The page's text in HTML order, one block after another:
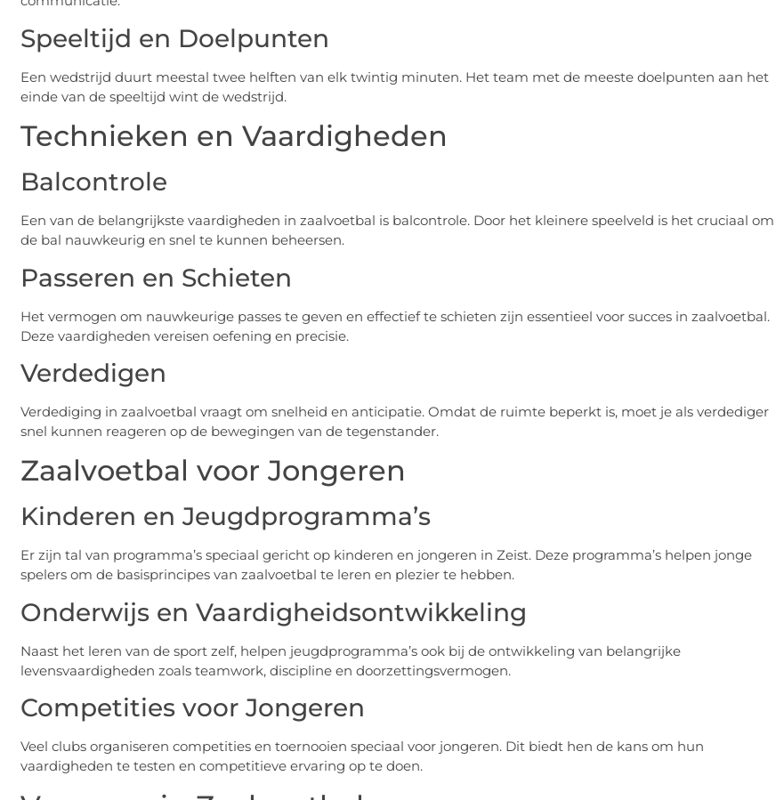
Speeltijd en Doelpunten
Een wedstrijd duurt meestal twee helften van elk twintig minuten. Het team met de meeste doelpunten aan het
einde van de speeltijd wint de wedstrijd.
Technieken en Vaardigheden
Balcontrole
Een van de belangrijkste vaardigheden in zaalvoetbal is balcontrole. Door het kleinere speelveld is het cruciaal om
de bal nauwkeurig en snel te kunnen beheersen.
Passeren en Schieten
Het vermogen om nauwkeurige passes te geven en effectief te schieten zijn essentieel voor succes in zaalvoetbal.
Deze vaardigheden vereisen oefening en precisie.
Verdedigen
Verdediging in zaalvoetbal vraagt om snelheid en anticipatie. Omdat de ruimte beperkt is, moet je als verdediger
snel kunnen reageren op de bewegingen van de tegenstander.
Zaalvoetbal voor Jongeren
Kinderen en Jeugdprogramma’s
Er zijn tal van programma’s speciaal gericht op kinderen en jongeren in Zeist. Deze programma’s helpen jonge
spelers om de basisprincipes van zaalvoetbal te leren en plezier te hebben.
Onderwijs en Vaardigheidsontwikkeling
Naast het leren van de sport zelf, helpen jeugdprogramma’s ook bij de ontwikkeling van belangrijke
levensvaardigheden zoals teamwork, discipline en doorzettingsvermogen.
Competities voor Jongeren
Veel clubs organiseren competities en toernooien speciaal voor jongeren. Dit biedt hen de kans om hun
vaardigheden te testen en competitieve ervaring op te doen.